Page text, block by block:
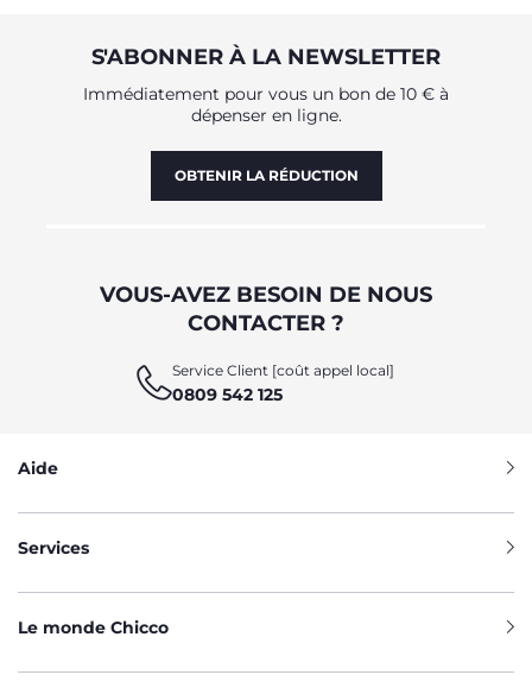
S'ABONNER À LA NEWSLETTER
Immédiatement pour vous un bon de 10 € à
dépenser en ligne.
OBTENIR LA RÉDUCTION
VOUS-AVEZ BESOIN DE NOUS
CONTACTER ?
Service Client [coût appel local]
0809 542 125
Aide
Services
Le monde Chicco